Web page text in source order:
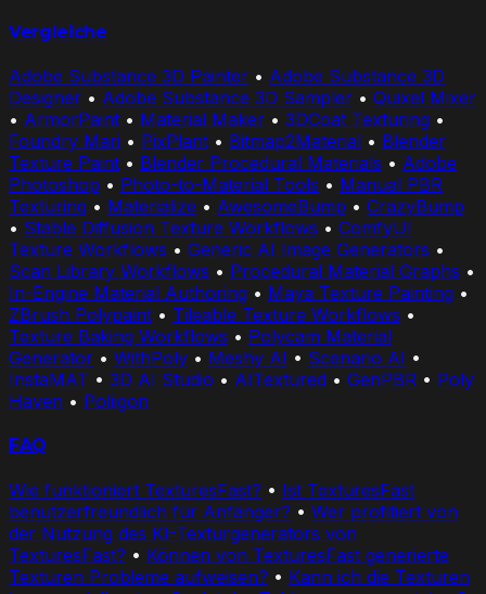
Vergleiche
Adobe Substance 3D Painter • Adobe Substance 3D
Designer • Adobe Substance 3D Sampler • Quixel Mixer
• ArmorPaint • Material Maker • 3DCoat Texturing •
Foundry Mari • PixPlant • Bitmap2Material • Blender
Texture Paint • Blender Procedural Materials • Adobe
Photoshop • Photo-to-Material Tools • Manual PBR
Texturing • Materialize • AwesomeBump • CrazyBump
• Stable Diffusion Texture Workflows • ComfyUI
Texture Workflows • Generic AI Image Generators •
Scan Library Workflows • Procedural Material Graphs •
In-Engine Material Authoring • Maya Texture Painting •
ZBrush Polypaint • Tileable Texture Workflows •
Texture Baking Workflows • Polycam Material
Generator • WithPoly • Meshy AI • Scenario AI •
InstaMAT • 3D AI Studio • AITextured • GenPBR • Poly
Haven • Poliigon
FAQ
Wie funktioniert TexturesFast? • Ist TexturesFast
benutzerfreundlich für Anfänger? • Wer profitiert von
der Nutzung des KI-Texturgenerators von
TexturesFast? • Können von TexturesFast generierte
Texturen Probleme aufweisen? • Kann ich die Texturen